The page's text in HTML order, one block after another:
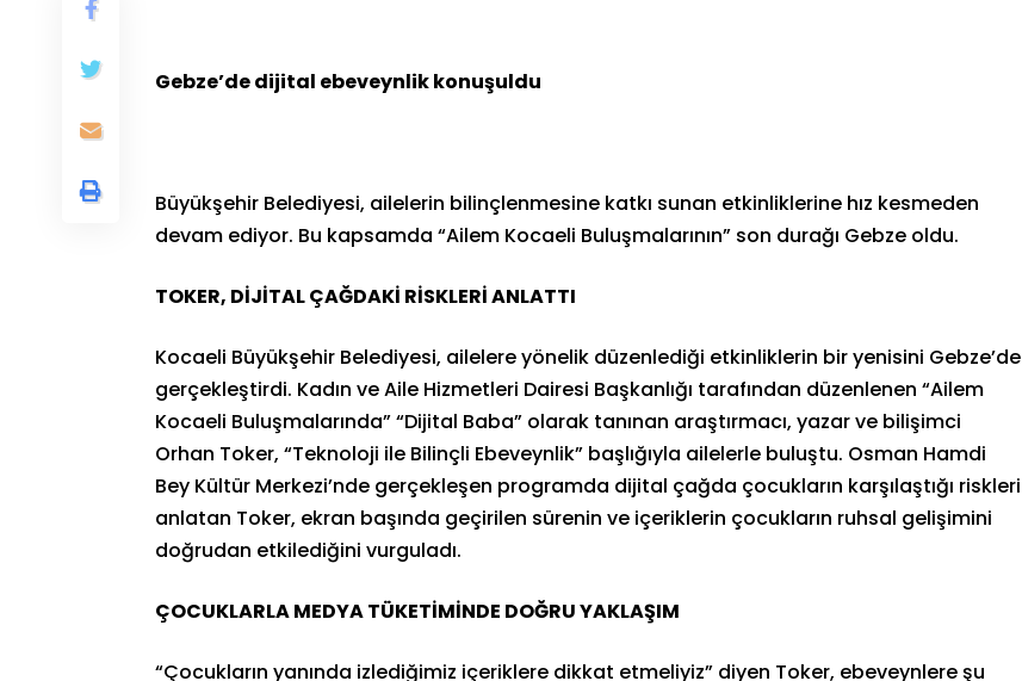
Gebze’de dijital ebeveynlik konuşuldu
Büyükşehir Belediyesi, ailelerin bilinçlenmesine katkı sunan etkinliklerine hız kesmeden
devam ediyor. Bu kapsamda “Ailem Kocaeli Buluşmalarının” son durağı Gebze oldu.
TOKER, DİJİTAL ÇAĞDAKİ RİSKLERİ ANLATTI
Kocaeli Büyükşehir Belediyesi, ailelere yönelik düzenlediği etkinliklerin bir yenisini Gebze’de
gerçekleştirdi. Kadın ve Aile Hizmetleri Dairesi Başkanlığı tarafından düzenlenen “Ailem
Kocaeli Buluşmalarında” “Dijital Baba” olarak tanınan araştırmacı, yazar ve bilişimci
Orhan Toker, “Teknoloji ile Bilinçli Ebeveynlik” başlığıyla ailelerle buluştu. Osman Hamdi
Bey Kültür Merkezi’nde gerçekleşen programda dijital çağda çocukların karşılaştığı riskleri
anlatan Toker, ekran başında geçirilen sürenin ve içeriklerin çocukların ruhsal gelişimini
doğrudan etkilediğini vurguladı.
ÇOCUKLARLA MEDYA TÜKETİMİNDE DOĞRU YAKLAŞIM
“Çocukların yanında izlediğimiz içeriklere dikkat etmeliyiz” diyen Toker, ebeveynlere şu